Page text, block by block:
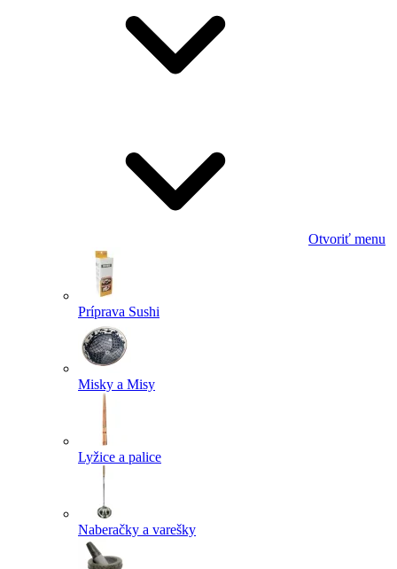
Otvoriť menu
Príprava Sushi
Misky a Misy
Lyžice a palice
Naberačky a varešky